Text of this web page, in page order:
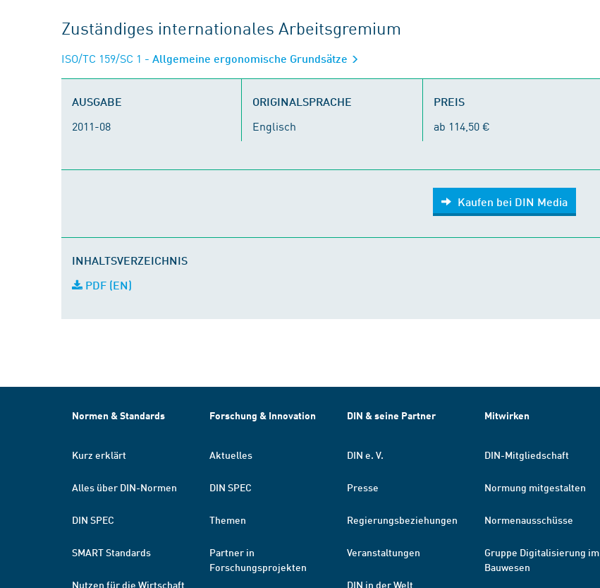
Zuständiges internationales Arbeitsgremium
ISO/TC 159/SC 1 - Allgemeine ergonomische Grundsätze
AUSGABE
2011-08
ORIGINALSPRACHE
Englisch
PREIS
ab 114,50 €
Kaufen bei DIN Media
INHALTSVERZEICHNIS
PDF (EN)
Normen & Standards
Kurz erklärt
Alles über DIN-Normen
DIN SPEC
SMART Standards
Nutzen für die Wirtschaft
Forschung & Innovation
Aktuelles
DIN SPEC
Themen
Partner in
Forschungsprojekten
DIN & seine Partner
DIN e. V.
Presse
Regierungsbeziehungen
Veranstaltungen
DIN in der Welt
Mitwirken
DIN-Mitgliedschaft
Normung mitgestalten
Normenausschüsse
Gruppe Digitalisierung im
Bauwesen